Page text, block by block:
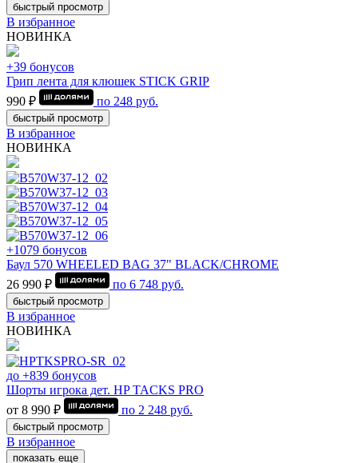
быстрый просмотр
В избранное
НОВИНКА
+39 бонусов
Грип лента для клюшек STICK GRIP
990 ₽
по 248 руб.
быстрый просмотр
В избранное
НОВИНКА
+1079 бонусов
Баул 570 WHEELED BAG 37" BLACK/CHROME
26 990 ₽
по 6 748 руб.
быстрый просмотр
В избранное
НОВИНКА
до +839 бонусов
Шорты игрока дет. HP TACKS PRO
от 8 990 ₽
по 2 248 руб.
быстрый просмотр
В избранное
показать еще